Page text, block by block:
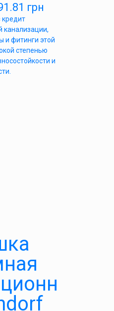
грн
кредит
канализации,
и фитинги этой
степенью
и